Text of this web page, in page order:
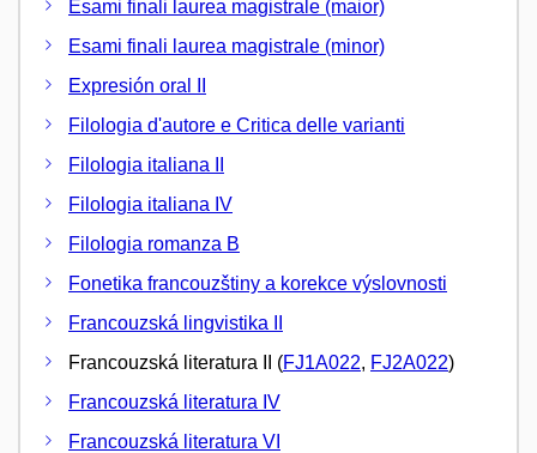
Esami finali laurea magistrale (maior)
Esami finali laurea magistrale (minor)
Expresión oral II
Filologia d'autore e Critica delle varianti
Filologia italiana II
Filologia italiana IV
Filologia romanza B
Fonetika francouzštiny a korekce výslovnosti
Francouzská lingvistika II
Francouzská literatura II (FJ1A022, FJ2A022)
Francouzská literatura IV
Francouzská literatura VI